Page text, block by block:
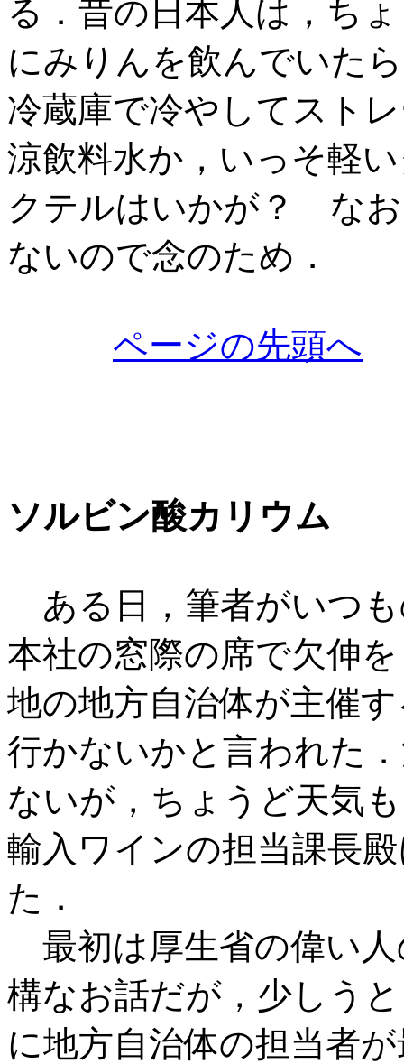
る．昔の日本人は，ち
にみりんを飲んでいた
冷蔵庫で冷やしてスト
涼飲料水か，いっそ軽
クテルはいかが？ なお
ないので念のため．
ページの先頭へ
ソルビン酸カリウム
ある日，筆者がいつ
本社の窓際の席で欠伸
地の地方自治体が主催
行かないかと言われた
ないが，ちょうど天気
輸入ワインの担当課長
た．
最初は厚生省の偉い
構なお話だが，少しう
に地方自治体の担当者